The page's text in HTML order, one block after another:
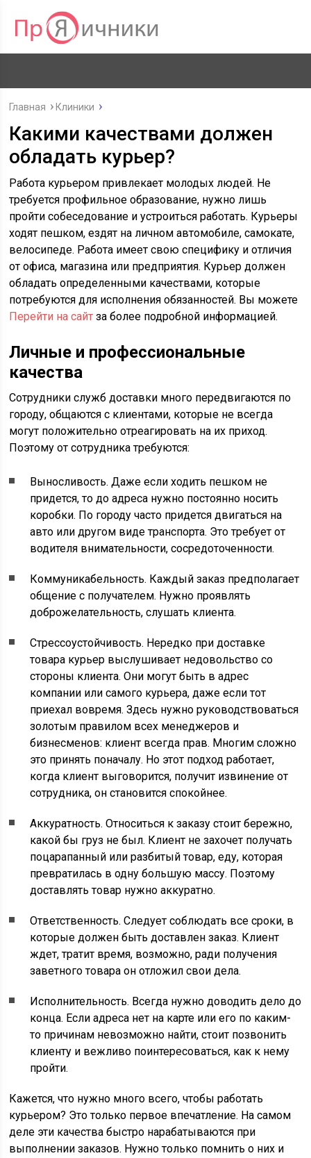
Главная Клиники
Какими качествами должен
обладать курьер?
Работа курьером привлекает молодых людей. Не
требуется профильное образование, нужно лишь
пройти собеседование и устроиться работать. Курьеры
ходят пешком, ездят на личном автомобиле, самокате,
велосипеде. Работа имеет свою специфику и отличия
от офиса, магазина или предприятия. Курьер должен
обладать определенными качествами, которые
потребуются для исполнения обязанностей. Вы можете
Перейти на сайт за более подробной информацией.
Личные и профессиональные
качества
Сотрудники служб доставки много передвигаются по
городу, общаются с клиентами, которые не всегда
могут положительно отреагировать на их приход.
Поэтому от сотрудника требуются:
Выносливость. Даже если ходить пешком не
придется, то до адреса нужно постоянно носить
коробки. По городу часто придется двигаться на
авто или другом виде транспорта. Это требует от
водителя внимательности, сосредоточенности.
Коммуникабельность. Каждый заказ предполагает
общение с получателем. Нужно проявлять
доброжелательность, слушать клиента.
Стрессоустойчивость. Нередко при доставке
товара курьер выслушивает недовольство со
стороны клиента. Они могут быть в адрес
компании или самого курьера, даже если тот
приехал вовремя. Здесь нужно руководствоваться
золотым правилом всех менеджеров и
бизнесменов: клиент всегда прав. Многим сложно
это принять поначалу. Но этот подход работает,
когда клиент выговорится, получит извинение от
сотрудника, он становится спокойнее.
Аккуратность. Относиться к заказу стоит бережно,
какой бы груз не был. Клиент не захочет получать
поцарапанный или разбитый товар, еду, которая
превратилась в одну большую массу. Поэтому
доставлять товар нужно аккуратно.
Ответственность. Следует соблюдать все сроки, в
которые должен быть доставлен заказ. Клиент
ждет, тратит время, возможно, ради получения
заветного товара он отложил свои дела.
Исполнительность. Всегда нужно доводить дело до
конца. Если адреса нет на карте или его по каким-
то причинам невозможно найти, стоит позвонить
клиенту и вежливо поинтересоваться, как к нему
пройти.
Кажется, что нужно много всего, чтобы работать
курьером? Это только первое впечатление. На самом
деле эти качества быстро нарабатываются при
выполнении заказов. Нужно только помнить о них и